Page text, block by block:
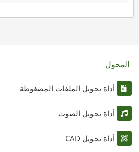
المحول
أداة تحويل الملفات المضغوطة
أداة تحويل الصوت
أداة تحويل CAD